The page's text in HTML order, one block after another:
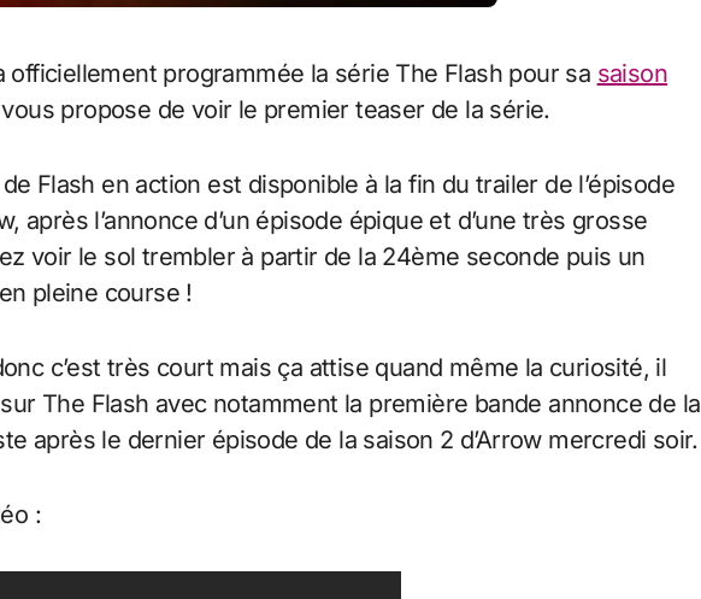
officiellement programmée la série The Flash pour sa saison
vous propose de voir le premier teaser de la série.
Flash en action est disponible à la fin du trailer de l’épisode
après l’annonce d’un épisode épique et d’une très grosse
voir le sol trembler à partir de la 24ème seconde puis un
pleine course !
c’est très court mais ça attise quand même la curiosité, il
The Flash avec notamment la première bande annonce de la
après le dernier épisode de la saison 2 d’Arrow mercredi soir.
: